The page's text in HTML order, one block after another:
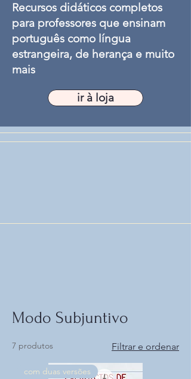
Recursos didáticos completos
para professores que ensinam
português como língua
estrangeira, de herança e muito
mais
ir à loja
Modo Subjuntivo
7 produtos Filtrar e ordenar
com duas versões